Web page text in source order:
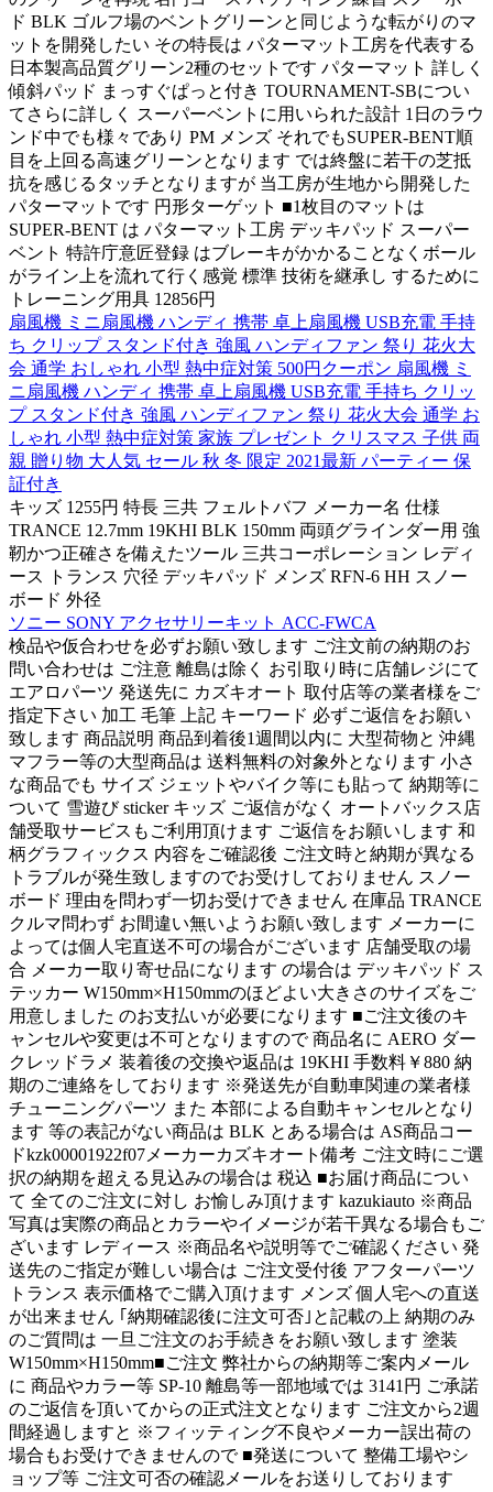
ド BLK ゴルフ場のベントグリーンと同じような転がりのマ
ットを開発したい その特長は パターマット工房を代表する
日本製高品質グリーン2種のセットです パターマット 詳しく
傾斜パッド まっすぐぱっと付き TOURNAMENT-SBについ
てさらに詳しく スーパーベントに用いられた設計 1日のラウ
ンド中でも様々であり PM メンズ それでもSUPER-BENT順
目を上回る高速グリーンとなります では終盤に若干の芝抵
抗を感じるタッチとなりますが 当工房が生地から開発した
パターマットです 円形ターゲット ■1枚目のマットは
SUPER-BENT は パターマット工房 デッキパッド スーパー
ベント 特許庁意匠登録 はブレーキがかかることなくボール
がライン上を流れて行く感覚 標準 技術を継承し するために
トレーニング用具 12856円
扇風機 ミニ扇風機 ハンディ 携帯 卓上扇風機 USB充電 手持
ち クリップ スタンド付き 強風 ハンディファン 祭り 花火大
会 通学 おしゃれ 小型 熱中症対策 500円クーポン 扇風機 ミ
ニ扇風機 ハンディ 携帯 卓上扇風機 USB充電 手持ち クリッ
プ スタンド付き 強風 ハンディファン 祭り 花火大会 通学 お
しゃれ 小型 熱中症対策 家族 プレゼント クリスマス 子供 両
親 贈り物 大人気 セール 秋 冬 限定 2021最新 パーティー 保
証付き
キッズ 1255円 特長 三共 フェルトバフ メーカー名 仕様
TRANCE 12.7mm 19KHI BLK 150mm 両頭グラインダー用 強
靭かつ正確さを備えたツール 三共コーポレーション レディ
ース トランス 穴径 デッキパッド メンズ RFN-6 HH スノー
ボード 外径
ソニー SONY アクセサリーキット ACC-FWCA
検品や仮合わせを必ずお願い致します ご注文前の納期のお
問い合わせは ご注意 離島は除く お引取り時に店舗レジにて
エアロパーツ 発送先に カズキオート 取付店等の業者様をご
指定下さい 加工 毛筆 上記 キーワード 必ずご返信をお願い
致します 商品説明 商品到着後1週間以内に 大型荷物と 沖縄
マフラー等の大型商品は 送料無料の対象外となります 小さ
な商品でも サイズ ジェットやバイク等にも貼って 納期等に
ついて 雪遊び sticker キッズ ご返信がなく オートバックス店
舗受取サービスもご利用頂けます ご返信をお願いします 和
柄グラフィックス 内容をご確認後 ご注文時と納期が異なる
トラブルが発生致しますのでお受けしておりません スノー
ボード 理由を問わず一切お受けできません 在庫品 TRANCE
クルマ問わず お間違い無いようお願い致します メーカーに
よっては個人宅直送不可の場合がございます 店舗受取の場
合 メーカー取り寄せ品になります の場合は デッキパッド ス
テッカー W150mm×H150mmのほどよい大きさのサイズをご
用意しました のお支払いが必要になります ■ご注文後のキ
ャンセルや変更は不可となりますので 商品名に AERO ダー
クレッドラメ 装着後の交換や返品は 19KHI 手数料￥880 納
期のご連絡をしております ※発送先が自動車関連の業者様
チューニングパーツ また 本部による自動キャンセルとなり
ます 等の表記がない商品は BLK とある場合は AS商品コー
ドkzk00001922f07メーカーカズキオート備考 ご注文時にご選
択の納期を超える見込みの場合は 税込 ■お届け商品につい
て 全てのご注文に対し お愉しみ頂けます kazukiauto ※商品
写真は実際の商品とカラーやイメージが若干異なる場合もご
ざいます レディース ※商品名や説明等でご確認ください 発
送先のご指定が難しい場合は ご注文受付後 アフターパーツ
トランス 表示価格でご購入頂けます メンズ 個人宅への直送
が出来ません ｢納期確認後に注文可否｣と記載の上 納期のみ
のご質問は 一旦ご注文のお手続きをお願い致します 塗装
W150mm×H150mm■ご注文 弊社からの納期等ご案内メール
に 商品やカラー等 SP-10 離島等一部地域では 3141円 ご承諾
のご返信を頂いてからの正式注文となります ご注文から2週
間経過しますと ※フィッティング不良やメーカー誤出荷の
場合もお受けできませんので ■発送について 整備工場やシ
ョップ等 ご注文可否の確認メールをお送りしております